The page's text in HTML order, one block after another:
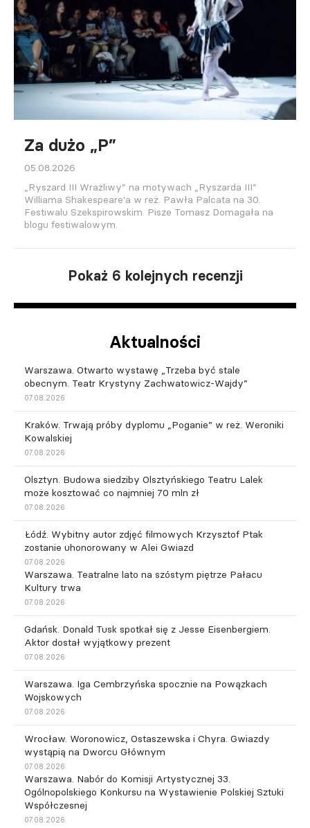
Za dużo „P”
05.08.2026
„Ryszard III Wrażliwy” na motywach „Ryszarda III”
Williama Shakespeare'a w reż. Pawła Palcata na 30.
Festiwalu Szekspirowskim. Pisze Tomasz Domagała na
blogu festiwalowym.
Pokaż 6 kolejnych recenzji
Aktualności
Warszawa. Otwarto wystawę „Trzeba być stale
obecnym. Teatr Krystyny Zachwatowicz-Wajdy”
07.08.2026
Kraków. Trwają próby dyplomu „Poganie” w reż. Weroniki
Kowalskiej
07.08.2026
Olsztyn. Budowa siedziby Olsztyńskiego Teatru Lalek
może kosztować co najmniej 70 mln zł
07.08.2026
Łódź. Wybitny autor zdjęć filmowych Krzysztof Ptak
zostanie uhonorowany w Alei Gwiazd
07.08.2026
Warszawa. Teatralne lato na szóstym piętrze Pałacu
Kultury trwa
07.08.2026
Gdańsk. Donald Tusk spotkał się z Jesse Eisenbergiem.
Aktor dostał wyjątkowy prezent
07.08.2026
Warszawa. Iga Cembrzyńska spocznie na Powązkach
Wojskowych
07.08.2026
Wrocław. Woronowicz, Ostaszewska i Chyra. Gwiazdy
wystąpią na Dworcu Głównym
07.08.2026
Warszawa. Nabór do Komisji Artystycznej 33.
Ogólnopolskiego Konkursu na Wystawienie Polskiej Sztuki
Współczesnej
07.08.2026